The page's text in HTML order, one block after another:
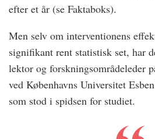
efter et år (se Faktaboks).
Men selv om interventionens
signifikant rent statistisk set, har
lektor og forskningsområdeleder
ved Københavns Universitet
som stod i spidsen for studiet.